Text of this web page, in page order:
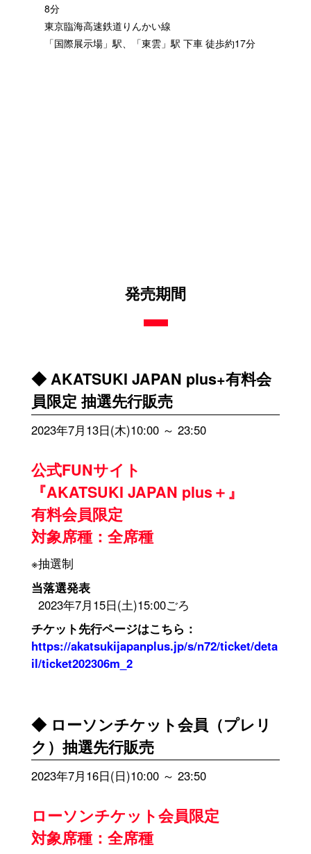
8分
東京臨海高速鉄道りんかい線
「国際展示場」駅、「東雲」駅 下車 徒歩約17分
発売期間
◆ AKATSUKI JAPAN plus+有料会
員限定 抽選先行販売
2023年7月13日(木)10:00 ～ 23:50
公式FUNサイト
『AKATSUKI JAPAN plus＋』
有料会員限定
対象席種：全席種
※抽選制
当落選発表
2023年7月15日(土)15:00ごろ
チケット先行ページはこちら：
https://akatsukijapanplus.jp/s/n72/ticket/deta
il/ticket202306m_2
◆ ローソンチケット会員（プレリ
ク）抽選先行販売
2023年7月16日(日)10:00 ～ 23:50
ローソンチケット会員限定
対象席種：全席種